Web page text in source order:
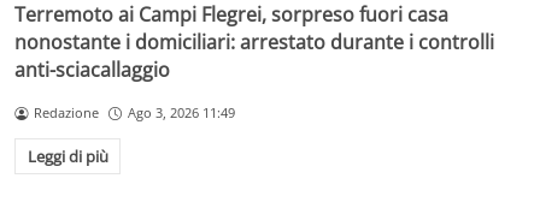
Terremoto ai Campi Flegrei, sorpreso fuori casa
nonostante i domiciliari: arrestato durante i controlli
anti-sciacallaggio
Redazione Ago 3, 2026 11:49
Leggi di più